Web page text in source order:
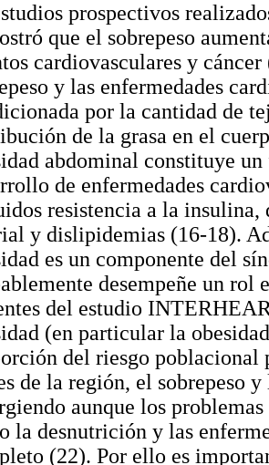
prospectivos
que el sobrepeso
cardiovasculares y
y las enfermedades
por la cantidad de
de la grasa en el
abdominal constituye
de enfermedades
resistencia a la
y dislipidemias (16-18).
es un componente del
desempeñe un
del estudio
(en particular la
del riesgo poblacional
de la región, el sobrepeso
aunque los
la desnutrición y las
(22). Por ello es